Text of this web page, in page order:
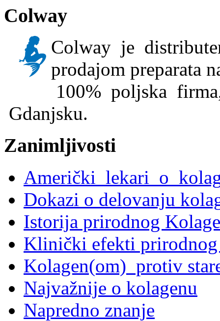
Colway
Colway je
prodajom preparata
100% poljska
Gdanjsku.
Zanimljivosti
Američki lekari o
Dokazi o delovanju
Istorija prirodnog
Klinički efekti prirodnog
Kolagen(om) protiv
Najvažnije o kolagenu
Napredno znanje